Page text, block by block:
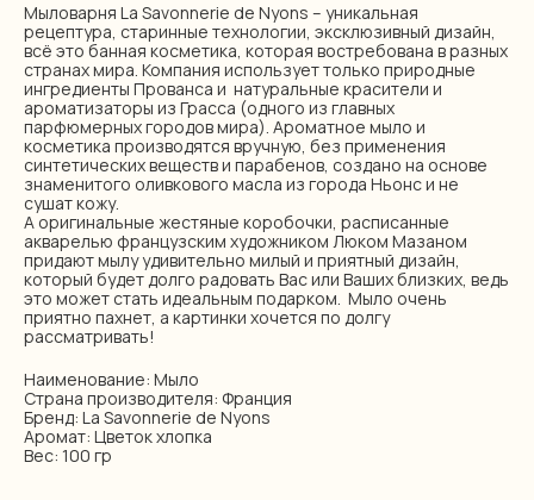
Мыловарня La Savonnerie de Nyons – уникальная
рецептура, старинные технологии, эксклюзивный дизайн,
всё это банная косметика, которая востребована в разных
странах мира. Компания использует только природные
ингредиенты Прованса и натуральные красители и
ароматизаторы из Грасса (одного из главных
парфюмерных городов мира). Ароматное мыло и
косметика производятся вручную, без применения
синтетических веществ и парабенов, создано на основе
знаменитого оливкового масла из города Ньонс и не
сушат кожу.
А оригинальные жестяные коробочки, расписанные
акварелью французским художником Люком Мазаном
придают мылу удивительно милый и приятный дизайн,
который будет долго радовать Вас или Ваших близких, ведь
это может стать идеальным подарком. Мыло очень
приятно пахнет, а картинки хочется по долгу
рассматривать!
Наименование: Мыло
Страна производителя: Франция
Бренд: La Savonnerie de Nyons
Аромат: Цветок хлопка
Вес: 100 гр